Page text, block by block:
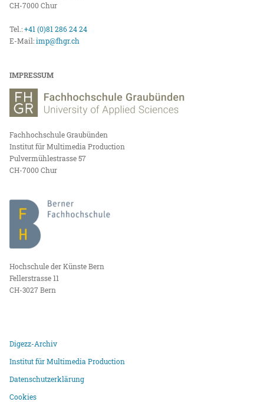
CH-7000 Chur
Tel.:+41 (0)81 286 24 24
E-Mail:imp@fhgr.ch
IMPRESSUM
Fachhochschule Graubünden
Institut für Multimedia Production
Pulvermühlestrasse 57
CH-7000 Chur
Hochschule der Künste Bern
Fellerstrasse 11
CH-3027 Bern
Digezz-Archiv
Institut für Multimedia Production
Datenschutzerklärung
Cookies